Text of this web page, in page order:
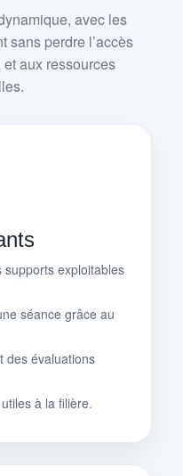
avec les
sans perdre l’accès
aux ressources
exploitables
séance grâce au
des évaluations
à la filière.